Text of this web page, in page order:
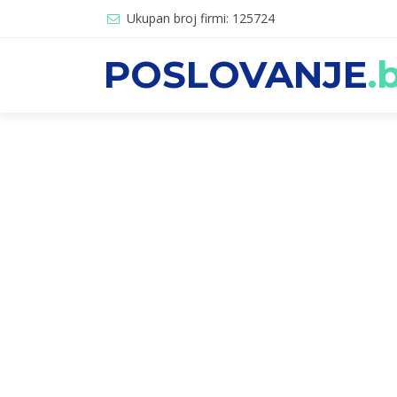
Ukupan broj firmi: 125724
POSLOVANJE